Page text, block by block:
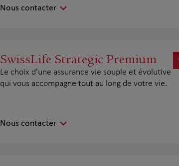
Nous contacter
SwissLife Strategic Premium
Le choix d'une assurance vie souple et évolutive
qui vous accompagne tout au long de votre vie.
Nous contacter